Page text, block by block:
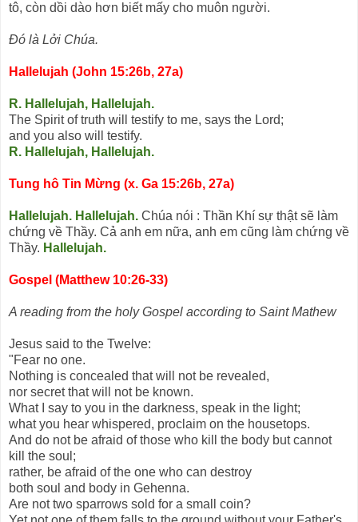
tô, còn dồi dào hơn biết mấy cho muôn người.
Đó là Lởi Chúa.
Hallelujah (John 15:26b, 27a)
R. Hallelujah, Hallelujah.
The Spirit of truth will testify to me, says the Lord;
and you also will testify.
R. Hallelujah, Hallelujah.
Tung hô Tin Mừng (x. Ga 15:26b, 27a)
Hallelujah. Hallelujah. Chúa nói : Thần Khí sự thật sẽ làm
chứng về Thầy. Cả anh em nữa, anh em cũng làm chứng về
Thầy. Hallelujah.
Gospel (Matthew 10:26-33)
A reading from the holy Gospel according to Saint Mathew
Jesus said to the Twelve:
"Fear no one.
Nothing is concealed that will not be revealed,
nor secret that will not be known.
What I say to you in the darkness, speak in the light;
what you hear whispered, proclaim on the housetops.
And do not be afraid of those who kill the body but cannot
kill the soul;
rather, be afraid of the one who can destroy
both soul and body in Gehenna.
Are not two sparrows sold for a small coin?